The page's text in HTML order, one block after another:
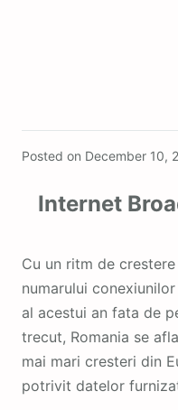
Posted on December 10,
Internet
Cu un ritm de crestere de circa 24% pe an a
numarului
al acestui an fata de
trecut, Romania se
mai mari cresteri din
potrivit datelor